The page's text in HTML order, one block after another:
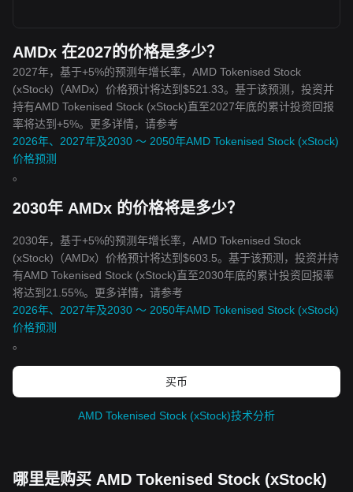
AMDx 在2027的价格是多少？
2027年，基于+5%的预测年增长率，AMD Tokenised Stock
(xStock)（AMDx）价格预计将达到$521.33。基于该预测，投资并
持有AMD Tokenised Stock (xStock)直至2027年底的累计投资回报
率将达到+5%。更多详情，请参考
2026年、2027年及2030 ～ 2050年AMD Tokenised Stock (xStock)
价格预测
。
2030年 AMDx 的价格将是多少？
2030年，基于+5%的预测年增长率，AMD Tokenised Stock
(xStock)（AMDx）价格预计将达到$603.5。基于该预测，投资并持
有AMD Tokenised Stock (xStock)直至2030年底的累计投资回报率
将达到21.55%。更多详情，请参考
2026年、2027年及2030 ～ 2050年AMD Tokenised Stock (xStock)
价格预测
。
买币
AMD Tokenised Stock (xStock)技术分析
哪里是购买 AMD Tokenised Stock (xStock)